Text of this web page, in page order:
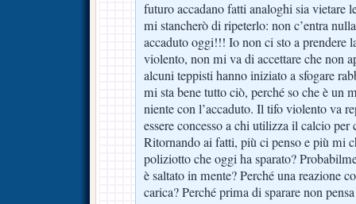
futuro accadano fatti analoghi sia vietare
mi stancherò di ripeterlo: non c’entra
accaduto oggi!!! Io non ci sto a prendere
violento, non mi va di accettare che non
alcuni teppisti hanno iniziato a sfogare
mi sta bene tutto ciò, perché so che è un
niente con l’accaduto. Il tifo violento va
essere concesso a chi utilizza il calcio
Ritornando ai fatti, più ci penso e più mi
poliziotto che oggi ha sparato?
è saltato in mente? Perché una reazione
carica? Perché prima di sparare non